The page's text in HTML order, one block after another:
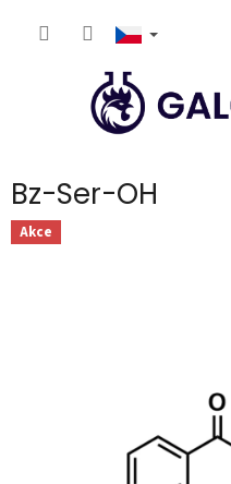
Bz-Ser-OH
Akce